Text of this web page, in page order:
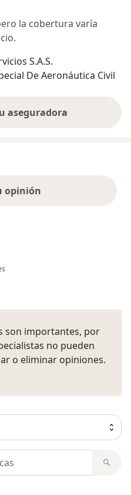
la cobertura varía
S.A.S.
De Aeronáutica Civil
aseguradora
opinión
son importantes, por
no pueden
o eliminar opiniones.